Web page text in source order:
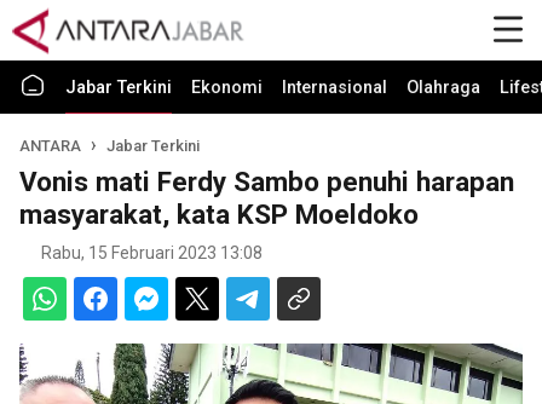
Jabar Terkini Ekonomi Internasional Olahraga
ANTARA Jabar Terkini
Vonis mati Ferdy Sambo penuhi harapan
masyarakat, kata KSP Moeldoko
Rabu, 15 Februari 2023 13:08